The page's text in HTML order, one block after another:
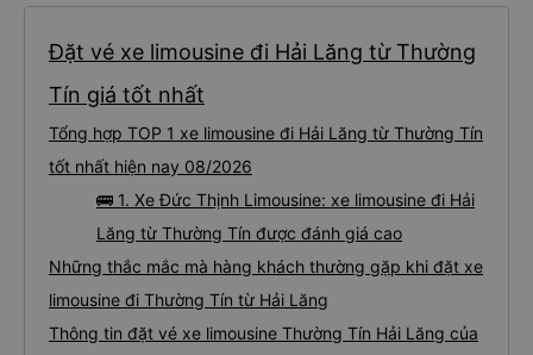
Đặt vé xe limousine đi Hải Lăng từ Thường
Tín giá tốt nhất
Tổng hợp TOP 1 xe limousine đi Hải Lăng từ Thường Tín
tốt nhất hiện nay 08/2026
🚌 1. Xe Đức Thịnh Limousine: xe limousine đi Hải
Lăng từ Thường Tín được đánh giá cao
Những thắc mắc mà hàng khách thường gặp khi đặt xe
limousine đi Thường Tín từ Hải Lăng
Thông tin đặt vé xe limousine Thường Tín Hải Lăng của